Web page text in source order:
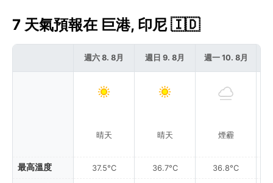
7 天氣預報在 巨港, 印尼 🇮🇩
最高溫度
週六 8. 8月
晴天
37.5°C
週日 9. 8月
晴天
36.7°C
週一 10. 8月
煙霾
36.8°C